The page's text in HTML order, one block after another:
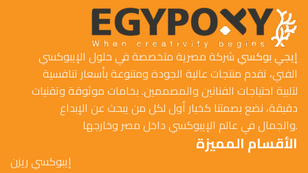
إيجي بوكسيشركة مصرية متخصصة في حلول الإيبوكسي
الفني، تقدم منتجات عالية الجودة ومتنوعة بأسعار تنافسية
لتلبية احتياجات الفنانين والمصممين. بخامات موثوقة وتقنيات
دقيقة، نضع بصمتنا كخيار أول لكل من يبحث عن الإبداع
والجمال في عالم الإيبوكسي داخل مصر وخارجها.
الأقسام المميزة
إيبوكسي ريزن